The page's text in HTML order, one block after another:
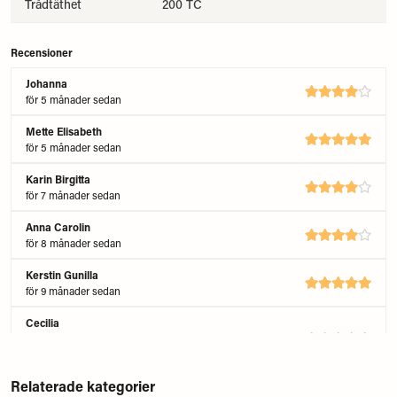
Trådtäthet 200 TC
Recensioner
Johanna
för 5 månader sedan
Mette Elisabeth
för 5 månader sedan
Karin Birgitta
för 7 månader sedan
Anna Carolin
för 8 månader sedan
Kerstin Gunilla
för 9 månader sedan
Cecilia
Nils Göran
Relaterade kategorier